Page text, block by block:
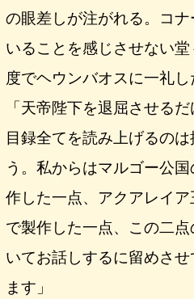
の眼差しが注がれる。コ
いることを感じさせない
度でヘウンバオスに一礼し
「天帝陛下を退屈させる
目録全てを読み上げるの
う。私からはマルゴー公
作した一点、アクアレイ
で製作した一点、この二
いてお話しするに留めさ
ます」